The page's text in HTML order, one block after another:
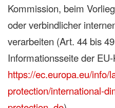
Kommission, beim
oder verbindlicher
verarbeiten (Art. 44 bis
Informationsseite der
https://ec.europa.eu/info/
protection/international-